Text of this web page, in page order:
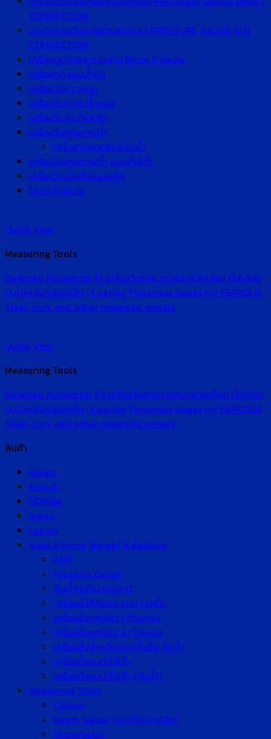
CONNECTION
เกจวัดแรงดันเกลียวแสตนเลส PRESSURE GAUGE SUS
CONNECTION
เครื่องดูดจ่ายสารละลาย Micro Pipette
เครื่องทดสอบน้ำมัน
เครื่องวัดความขุ่น
เครื่องวัดความเร็วรอบ
เครื่องวัดค่านำไฟฟ้า
เครื่องวัดคุณภาพน้ำ
เครื่องวัดออกซิเจนในน้ำ
เครื่องวัดคุณภาพน้ำ แบบตั้งโต๊ะ
เครื่องวัดแรงดึงแรงผลัก
โพรบวัดพีเอช
Quick View
Measuring Tools
Defelsko Positector F1 เครื่องวัดค่าความหนาผิวเคลือบ ที่เคลือบ
บนโลหะในกลุ่มเหล็ก | Coating Thickness Gages For FERROUS
Steel, iron, and other magnetic metals
Quick View
Measuring Tools
Defelsko Positector F3 เครื่องวัดค่าความหนาผิวเคลือบ ที่เคลือบ
บนโลหะในกลุ่มเหล็ก | Coating Thickness Gages For FERROUS
Steel, iron, and other magnetic metals
สินค้า
Atago
Extech
HORIBA
Insize
Lutron
Mass & Force, Weight & Balance
AND
Pressure Gauge
ตุ้มน้ำหนักมาตรฐาน
เครื่องชั่งดิจิตอล แบบวางพื้น
เครื่องชั่งทศนิยม 1 ตำแหน่ง
เครื่องชั่งทศนิยม 2 ตำแหน่ง
เครื่องชั่งน้ำหนักแบบตั้งพื้น กันน้ำ
เครื่องชั่งแบบตั้งโต๊ะ
เครื่องชั่งแบบตั้งโต๊ะ (กันน้ำ)
Measuring Tools
Caliper
Depth Gauge (เกจวัดความลึก)
Micrometer